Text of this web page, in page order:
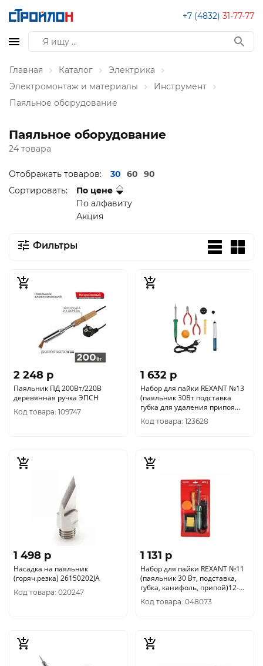
+7 (4832) 31-77-77
Главная Каталог
Электрика
Электромонтаж и материалы
Инструмент
Паяльное оборудование
Паяльное оборудование
24 товара
Отображать товаров: 30 60
90
Сортировать:
По цене
По алфавиту
Акция
Фильтры
2 248 p
Паяльник ПД 200Вт/220В
деревянная ручка ЭПСН
Код товара: 109747
1 632 p
Набор для пайки REXANT №13
(паяльник 30Вт подставка
губка для удаления припоя
канифоль припой) 12-0166
Код товара: 123628
1 498 p
Насадка на паяльник
(горяч.резка) 26150202JA
Код товара: 020247
1 131 p
Набор для пайки REXANT №11
(паяльник 30 Вт, подставка,
губка, канифоль, припой)12-
0165
Код товара: 048073